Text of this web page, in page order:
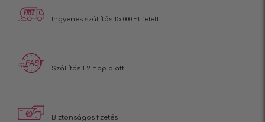
Ingyenes szállítás 15 000 Ft felett!
Szállítás 1-2 nap alatt!
Biztonságos fizetés